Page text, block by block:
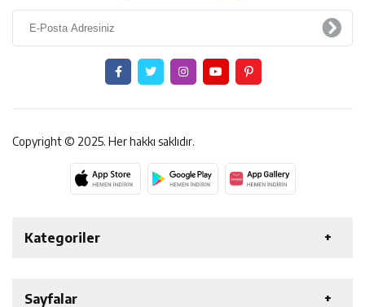
Copyright © 2025. Her hakkı saklıdır.
Kategoriler
EKONOMİ
Sayfalar